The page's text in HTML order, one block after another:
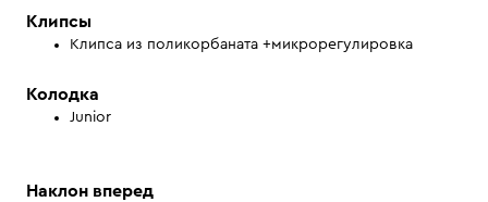
Клипсы
Клипса из поликорбаната +микрорегулировка
Колодка
Junior
Наклон вперед